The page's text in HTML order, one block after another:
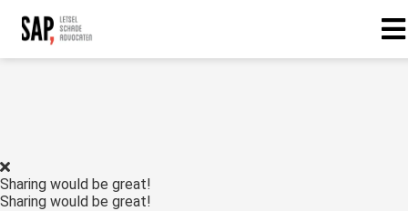
Sharing would be great!
Sharing would be great!